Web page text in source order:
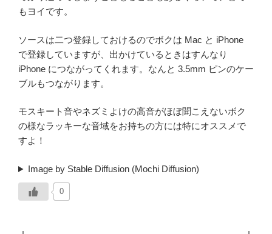
もヨイです。
ソースは二つ登録しておけるのでボクは Mac と iPhone
で登録していますが、出かけているときはすんなり
iPhone につながってくれます。なんと 3.5mm ピンのケー
ブルもつながります。
モスキート音やネズミよけの高音がほぼ聞こえないボク
の様なラッキーな音域をお持ちの方には特にオススメで
すよ！
Image by Stable Diffusion (Mochi Diffusion)
0